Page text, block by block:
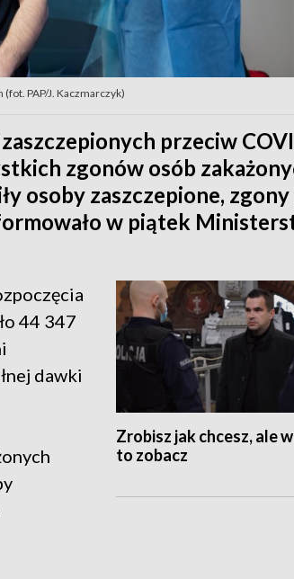
PAP/J. Kaczmarczyk)
przeciw
zgonów osób
osoby zaszczepione, zgony
w piątek
Zrobisz jak chcesz, ale
to zobacz
44 347
dawki